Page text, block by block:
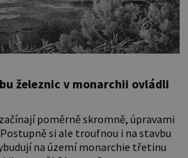
železnic v monarchii ovládli
poměrně skromně, úpravami
si ale troufnou i na stavbu
na území monarchie třetinu